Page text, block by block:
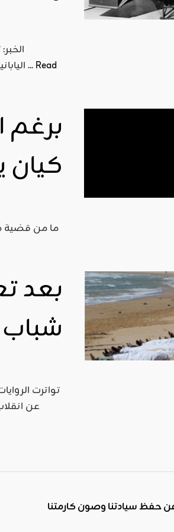
اليابانيتين عام 1945م. التعليق: لطالما اتهم الغرب الإسلام بـ(الإرهاب) وسفك الدماء... إلا ...Read
برغم
ما من قضية
بعد
عن
حفظ سيادتنا وصون كارمتنا